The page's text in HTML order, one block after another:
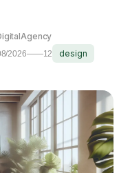
2026——12 design